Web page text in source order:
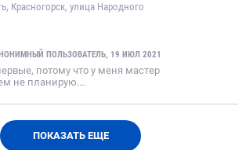
Красногорск, улица Народного
ПОЛЬЗОВАТЕЛЬ, 19 ИЮЛ 2021
потому что у меня мастер
не планирую.…
ПОКАЗАТЬ ЕЩЕ